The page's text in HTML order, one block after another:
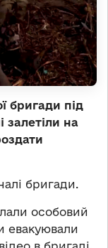
бригади під
залетіли на
бригади.
особовий
евакуювали